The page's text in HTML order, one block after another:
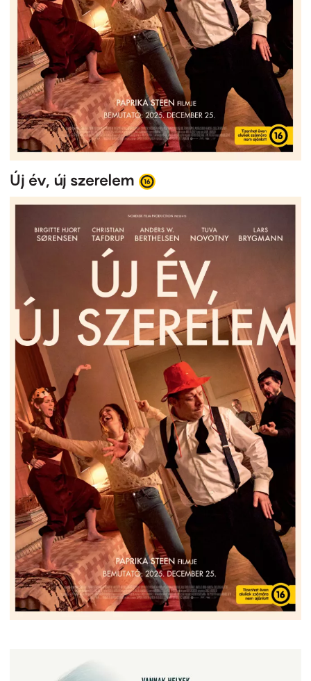
Új év, új szerelem